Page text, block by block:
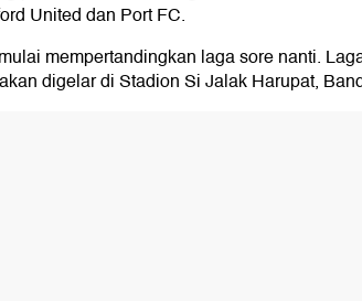
United dan Port FC.
mempertandingkan laga sore nanti.
akan digelar di Stadion Si Jalak Harupat,